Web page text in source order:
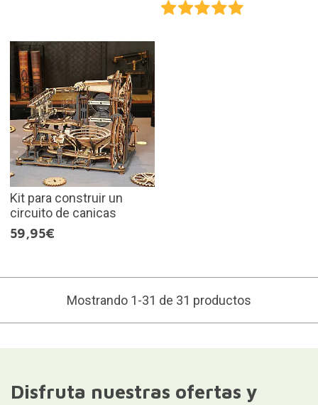
Kit para construir un
circuito de canicas
59,95€
Mostrando 1-31 de 31 productos
Disfruta nuestras ofertas y